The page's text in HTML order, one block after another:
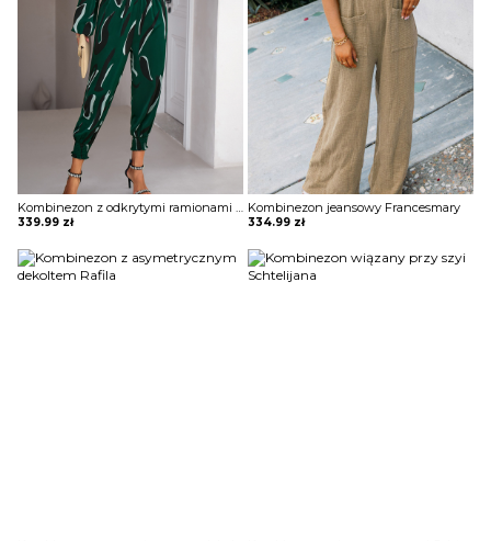
Kombinezon z odkrytymi ramionami Agretha
339.99 zł
Kombinezon jeansowy Francesmary
334.99 zł